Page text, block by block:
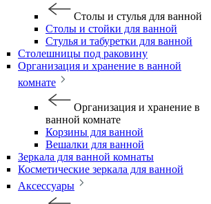
Столы и стулья для ванной
Столы и стойки для ванной
Стулья и табуретки для ванной
Столешницы под раковину
Организация и хранение в ванной
комнате
Организация и хранение в
ванной комнате
Корзины для ванной
Вешалки для ванной
Зеркала для ванной комнаты
Косметические зеркала для ванной
Аксессуары